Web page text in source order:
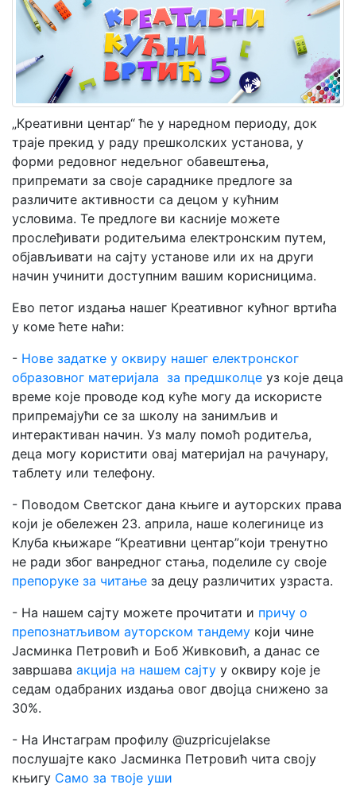
Мој
налог
„Креативни центар“ ће у наредном периоду, док
траје прекид у раду прешколских установа, у
форми редовног недељног обавештења,
припремати за своје сараднике предлоге за
различите активности са децом у кућним
условима. Те предлоге ви касније можете
прослеђивати родитељима електронским путем,
објављивати на сајту установе или их на други
начин учинити доступним вашим корисницима.
Ево петог издања нашег Креативног кућног вртића
у коме ћете наћи:
- Нове задатке у оквиру нашег електронског
образовног материјала за предшколце уз које деца
време које проводе код куће могу да искористе
припремајући се за школу на занимљив и
интерактиван начин. Уз малу помоћ родитеља,
деца могу користити овај материјал на рачунару,
таблету или телефону.
- Поводом Светског дана књиге и ауторских права
који је обележен 23. априла, наше колегинице из
Клуба књижаре “Креативни центар”који тренутно
не ради због ванредног стања, поделиле су своје
препоруке за читање за децу различитих узраста.
- На нашем сајту можете прочитати и причу о
препознатљивом ауторском тандему који чине
Јасминка Петровић и Боб Живковић, а данас се
завршава акција на нашем сајту у оквиру које је
седам одабраних издања овог двојца снижено за
30%.
- На Инстаграм профилу @uzpricujelakse
послушајте како Јасминка Петровић чита своју
књигу Само за твоје уши